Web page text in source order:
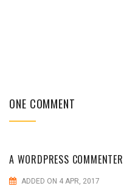
ONE COMMENT
A WORDPRESS COMMENTER
ADDED ON 4 APR, 2017